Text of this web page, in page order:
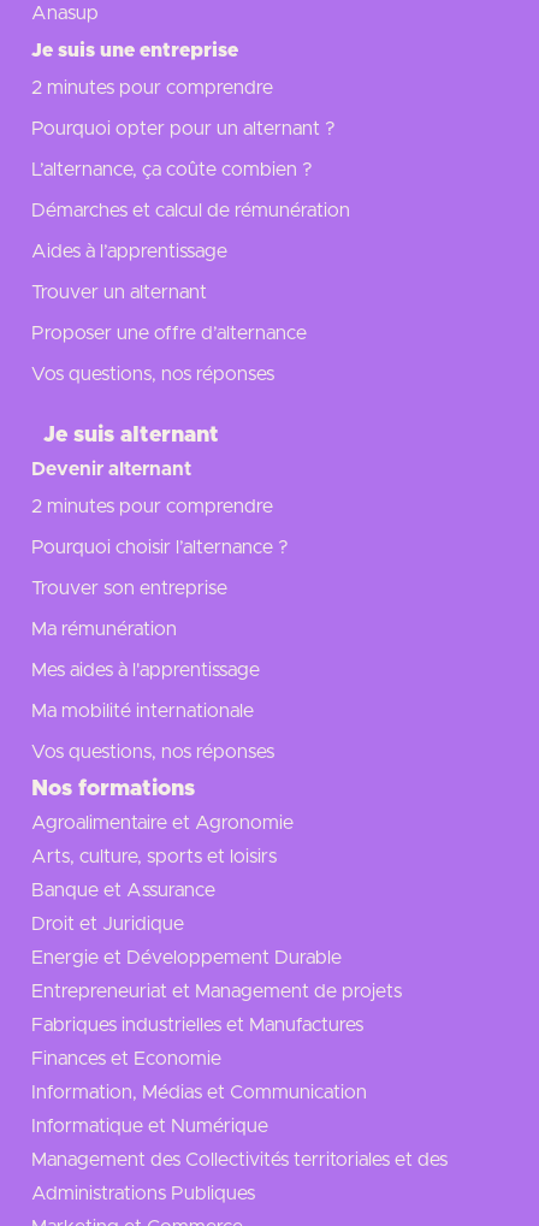
Anasup
Je suis une entreprise
2 minutes pour comprendre
Pourquoi opter pour un alternant ?
L’alternance, ça coûte combien ?
Démarches et calcul de rémunération
Aides à l’apprentissage
Trouver un alternant
Proposer une offre d’alternance
Vos questions, nos réponses
Je suis alternant
Devenir alternant
2 minutes pour comprendre
Pourquoi choisir l’alternance ?
Trouver son entreprise
Ma rémunération
Mes aides à l'apprentissage
Ma mobilité internationale
Vos questions, nos réponses
Nos formations
Agroalimentaire et Agronomie
Arts, culture, sports et loisirs
Banque et Assurance
Droit et Juridique
Energie et Développement Durable
Entrepreneuriat et Management de projets
Fabriques industrielles et Manufactures
Finances et Economie
Information, Médias et Communication
Informatique et Numérique
Management des Collectivités territoriales et des
Administrations Publiques